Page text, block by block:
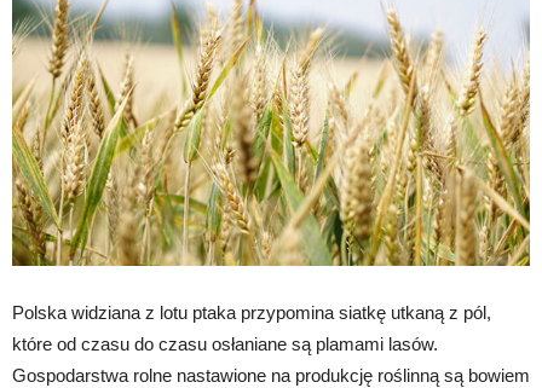
Polska widziana z lotu ptaka przypomina siatkę utkaną z pól,
które od czasu do czasu osłaniane są plamami lasów.
Gospodarstwa rolne nastawione na produkcję roślinną są bowiem